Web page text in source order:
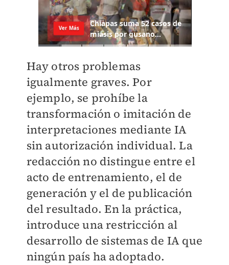
Hay otros problemas
igualmente graves. Por
ejemplo, se prohíbe la
transformación o imitación de
interpretaciones mediante IA
sin autorización individual. La
redacción no distingue entre el
acto de entrenamiento, el de
generación y el de publicación
del resultado. En la práctica,
introduce una restricción al
desarrollo de sistemas de IA que
ningún país ha adoptado.